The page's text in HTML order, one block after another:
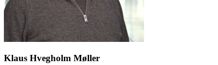
Klaus Hvegholm Møller